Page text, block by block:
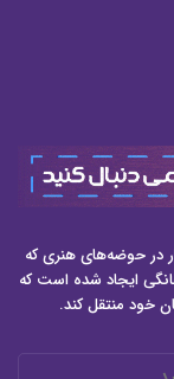
در حوضه‌های هنری که
ایجاد شده است که
خود منتقل کند.